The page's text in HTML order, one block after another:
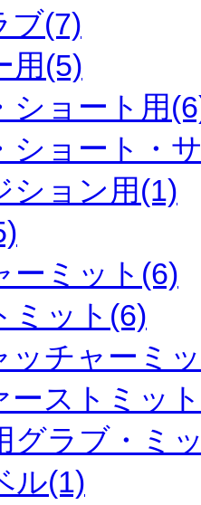
ブ(7)
用(5)
ショート用
ショート・
ション用(1)
ーミット(6)
ミット(6)
ッチャーミ
ーストミッ
グラブ・ミ
ル(1)